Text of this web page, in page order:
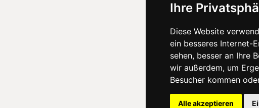
Ihre
Diese Website
ein besseres Internet-
sehen, besser an Ihre
wir außerdem, um
Besucher kommen
Alle akzeptieren